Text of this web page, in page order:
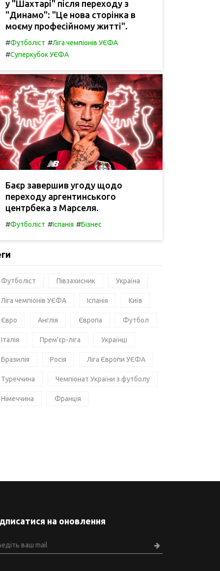
у "Шахтарі" після переходу з
"Динамо": "Це нова сторінка в
моєму професійному житті".
#Футболіст #Ліга чемпіонів УЄФА
#Суперкубок УЄФА
Баєр завершив угоду щодо
переходу аргентинського
центрбека з Марселя.
#Футболіст #Іспанія #Бізнес
Футболіст Півзахисник Україна
Ліга чемпіонів УЄФА Іспанія Київ
Євро Англія Європа Футбол
Італія Прем'єр-ліга Українці
Бразилія Росія Ліга Європи УЄФА
Туреччина Чемпіонат України з футболу
Німеччина Франція
на оновлення